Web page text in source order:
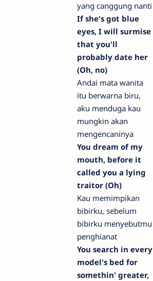
yang canggung nanti
If she's got blue
eyes, I will surmise
that you'll
probably date her
(Oh, no)
Andai mata wanita
itu berwarna biru,
aku menduga kau
mungkin akan
mengencaninya
You dream of my
mouth, before it
called you a lying
traitor (Oh)
Kau memimpikan
bibirku, sebelum
bibirku menyebutmu
penghianat
You search in every
model's bed for
somethin' greater,